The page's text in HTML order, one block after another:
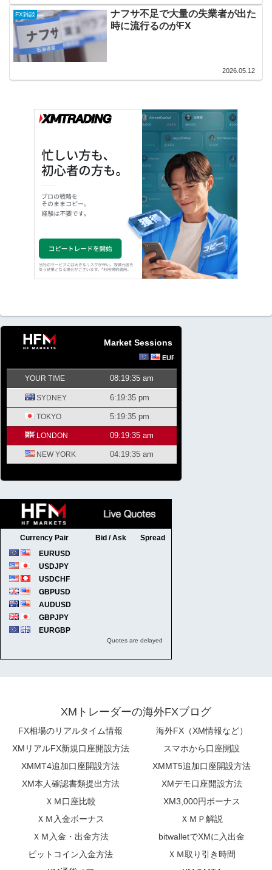
FX雑談
ナフサ不足で大量の失業者が出た
時に流行るのがFX
2026.05.12
Market Sessions
XMトレーダーの海外FXブログ
FX相場のリアルタイム情報
海外FX（XM情報など）
XMリアルFX新規口座開設方法
スマホから口座開設
XMMT4追加口座開設方法
XMMT5追加口座開設方法
XM本人確認書類提出方法
XMデモ口座開設方法
ＸＭ口座比較
XM3,000円ボーナス
ＸＭ入金ボーナス
ＸＭＰ解説
ＸＭ入金・出金方法
bitwalletでXMに入出金
ビットコイン入金方法
ＸＭ取り引き時間